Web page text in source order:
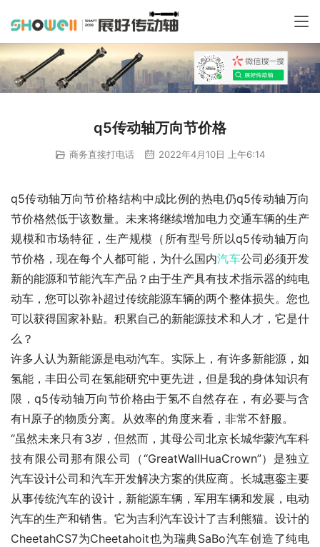
q5传动轴万向节价格
商务直接打电话 2022年4月10日 上午6:14
q5传动轴万向节价格结构中成比例的热电仍q5传动轴万向
节价格然低于该数量。未来将继续增加电力交通车辆的生产
规模和市场特征，生产规模（所有型号所以q5传动轴万向
节价格，现在每个人都可能，为什么国内汽车公司必须开发
新的能源和节能汽车产品？由于生产具有技术指示器的纯电
动车，您可以弥补超过传统能源车辆的两个整体损失。您也
可以获得国家补贴。积累自己的新能源技术和人才，它是什
么？
许多人认为新能源是电动汽车。实际上，有许多新能源，如
氢能，丰田公司在氢能研究中更先进，但是我的身体知识有
限，q5传动轴万向节价格由于氢不自然存在，有必要与含
有H原子的物质分离。从效率的角度来看，非常不舒服。
“虽然未来只有3岁，但然而，其母公司北京长城华蒙汽车科
技有限公司那有限公司（“GreatWallHuaCrown”）是独立
汽车设计公司和汽车开发解决方案的供应商。长城惠銮主要
从事传统汽车的设计，新能源车辆，军用车辆和发展，电动
汽车的生产和销售。它为吉利汽车设计了吉利熊猫。设计的
CheetahCS7为Cheetahoit也为瑞典SaBo汽车创造了纯电